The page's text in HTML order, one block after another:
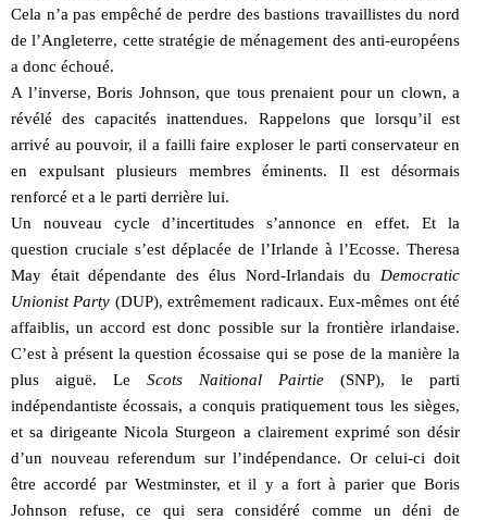
Cela n’a pas empêché de perdre des bastions travaillistes du nord
de l’Angleterre, cette stratégie de ménagement des anti-européens
a donc échoué.
A l’inverse, Boris Johnson, que tous prenaient pour un clown, a
révélé des capacités inattendues. Rappelons que lorsqu’il est
arrivé au pouvoir, il a failli faire exploser le parti conservateur en
en expulsant plusieurs membres éminents. Il est désormais
renforcé et a le parti derrière lui.
Un nouveau cycle d’incertitudes s’annonce en effet. Et la
question cruciale s’est déplacée de l’Irlande à l’Ecosse. Theresa
May était dépendante des élus Nord-Irlandais du Democratic
Unionist Party (DUP), extrêmement radicaux. Eux-mêmes ont été
affaiblis, un accord est donc possible sur la frontière irlandaise.
C’est à présent la question écossaise qui se pose de la manière la
plus aiguë. Le Scots Naitional Pairtie (SNP), le parti
indépendantiste écossais, a conquis pratiquement tous les sièges,
et sa dirigeante Nicola Sturgeon a clairement exprimé son désir
d’un nouveau referendum sur l’indépendance. Or celui-ci doit
être accordé par Westminster, et il y a fort à parier que Boris
Johnson refuse, ce qui sera considéré comme un déni de